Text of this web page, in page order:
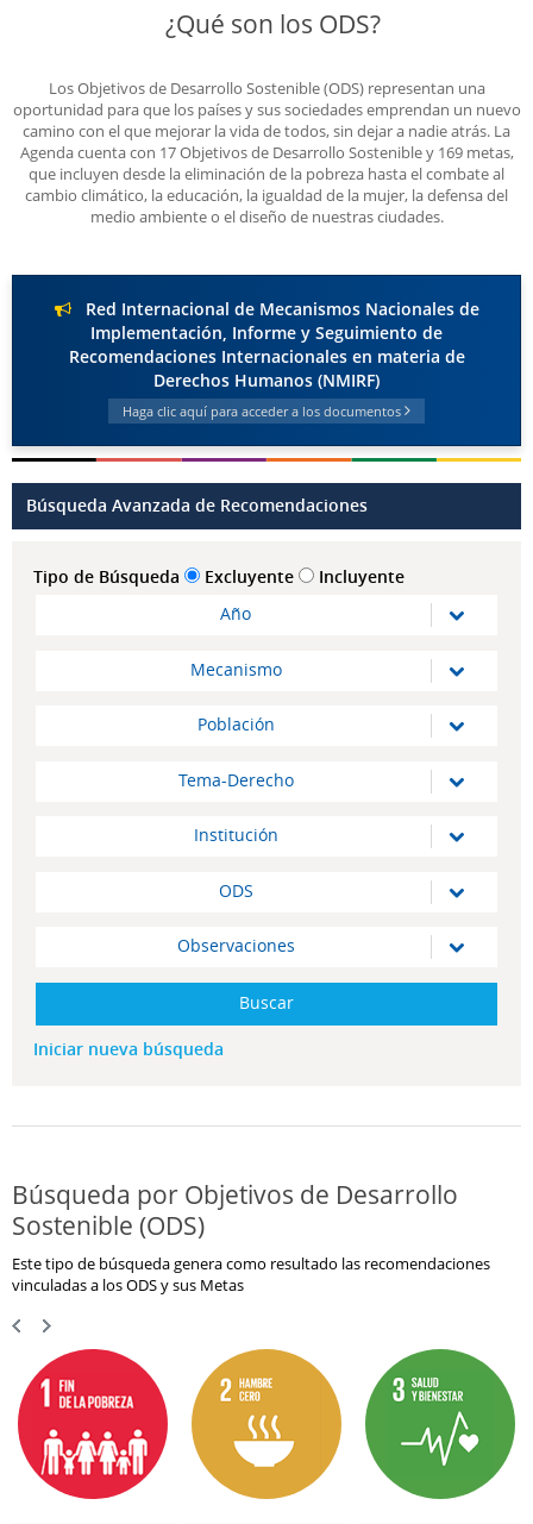
¿Qué son los ODS?
Los Objetivos de Desarrollo Sostenible (ODS) representan una
oportunidad para que los países y sus sociedades emprendan un nuevo
camino con el que mejorar la vida de todos, sin dejar a nadie atrás. La
Agenda cuenta con 17 Objetivos de Desarrollo Sostenible y 169 metas,
que incluyen desde la eliminación de la pobreza hasta el combate al
cambio climático, la educación, la igualdad de la mujer, la defensa del
medio ambiente o el diseño de nuestras ciudades.
Red Internacional de Mecanismos Nacionales de
Implementación, Informe y Seguimiento de
Recomendaciones Internacionales en materia de
Derechos Humanos (NMIRF)
Haga clic aquí para acceder a los documentos
Búsqueda Avanzada de Recomendaciones
Tipo de Búsqueda Excluyente
Incluyente
Año
Mecanismo
Población
Tema-Derecho
Institución
ODS
Observaciones
Buscar
Iniciar nueva búsqueda
Búsqueda por Objetivos de Desarrollo
Sostenible (ODS)
Este tipo de búsqueda genera como resultado las recomendaciones
vinculadas a los ODS y sus Metas